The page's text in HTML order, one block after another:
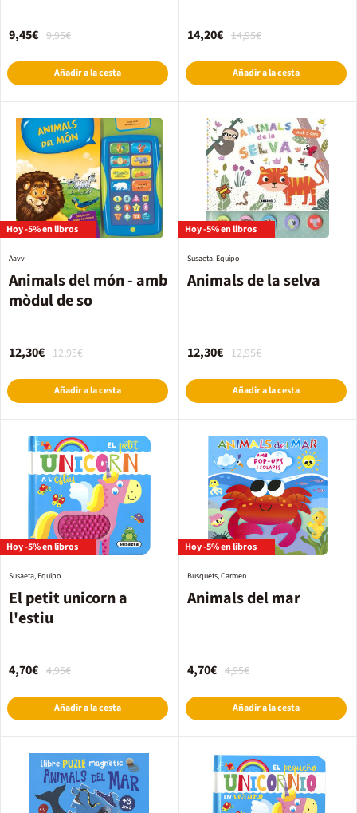
9,95€
9,45€
Añadir a la cesta
14,95€
14,20€
Añadir a la cesta
Hoy -5% en libros
Animals del món - amb
mòdul de so
Aavv
12,95€
12,30€
Añadir a la cesta
Hoy -5% en libros
Animals de la selva
Susaeta, Equipo
12,95€
12,30€
Añadir a la cesta
Hoy -5% en libros
El petit unicorn a
l'estiu
Susaeta, Equipo
4,95€
4,70€
Añadir a la cesta
Hoy -5% en libros
Animals del mar
Busquets, Carmen
4,95€
4,70€
Añadir a la cesta